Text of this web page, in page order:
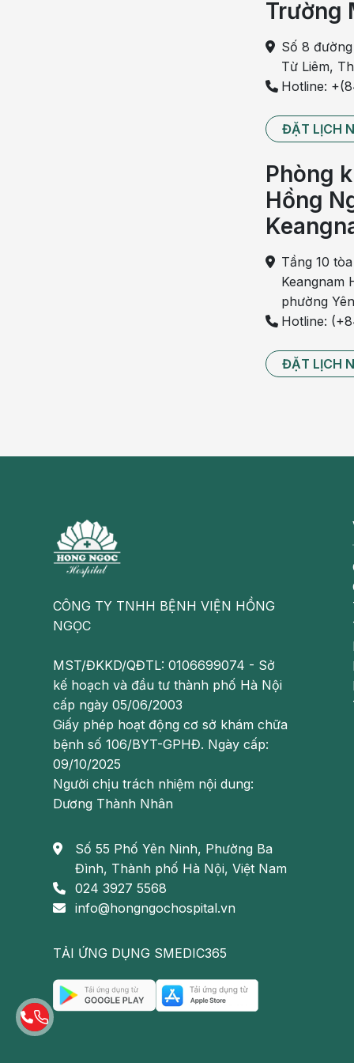
lưu ý là nên vệ sinh sạch sẽ vùng kín trước và
Tuy nhiên, nếu bạn có tiền sử chuyển dạ sinh
Thời điểm này, mẹ vẫn tiếp tục bổ sung axit
trong ngũ cốc nguyên hạt, rau lá xanh, đậu,
tăng cường vào bánh mì và ngũ cốc - rất cần
Nó giúp cơ thể trẻ phát triển tốt, xây dựng
thể của mẹ - giúp duy trì mật độ xương vững
và giảm nguy cơ tiền sản giật của bạn ngay bây
tăng cường, hạnh nhân, hạt vừng, các sản
Đảm bảo lượng khoáng chất quan trọng này
bò, vịt, các sản phẩm từ đậu nành, rau bina,
thể cũng sẽ đề xuất một loại thực phẩm bổ
lên.
Trường
Số 8
Từ Liêm,
Hotline:
ĐẶT LỊCH
Phòng
Hồng
Tầng 10
Keangnam
phường
Hotline:
ĐẶT LỊCH
CÔNG TY TNHH BỆNH VIỆN HỒNG
NGỌC
MST/ĐKKD/QĐTL: 0106699074 - Sở
kế hoạch và đầu tư thành phố Hà Nội
cấp ngày 05/06/2003
Giấy phép hoạt động cơ sở khám chữa
bệnh số 106/BYT-GPHĐ. Ngày cấp:
09/10/2025
Người chịu trách nhiệm nội dung:
Dương Thành Nhân
Số 55 Phố Yên Ninh, Phường Ba
Đình, Thành phố Hà Nội, Việt Nam
024 3927 5568
info@hongngochospital.vn
TẢI ỨNG DỤNG SMEDIC365